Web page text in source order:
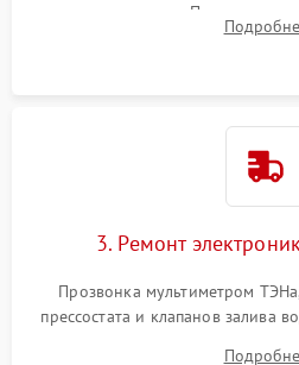
амортизаторов. Проверка
крестовины на износ, а
3. Ремонт
Прозвонка мультиметром
прессостата и клапанов залива